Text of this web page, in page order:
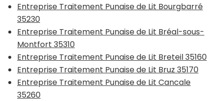
Entreprise Traitement Punaise de Lit Bourgbarré
35230
Entreprise Traitement Punaise de Lit Bréal-sous-
Montfort 35310
Entreprise Traitement Punaise de Lit Breteil 35160
Entreprise Traitement Punaise de Lit Bruz 35170
Entreprise Traitement Punaise de Lit Cancale
35260